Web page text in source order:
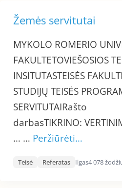
Žemės servitutai
MYKOLO ROMERIO
FAKULTETOVIEŠOSIOS
INSITUTASTEISĖS
STUDIJŲ TEISĖS
SERVITUTAIRašto
darbasTIKRINO:
… … Peržiūrėti…
Teisė Referatas Ilgas4 078